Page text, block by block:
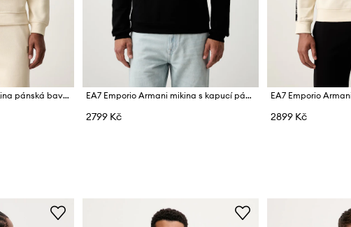
EA7 Emporio Armani mikina pánská bavlněná EA7 Emporio Armani mikina s kapucí pánská bavlněná
2799 Kč 2899 Kč